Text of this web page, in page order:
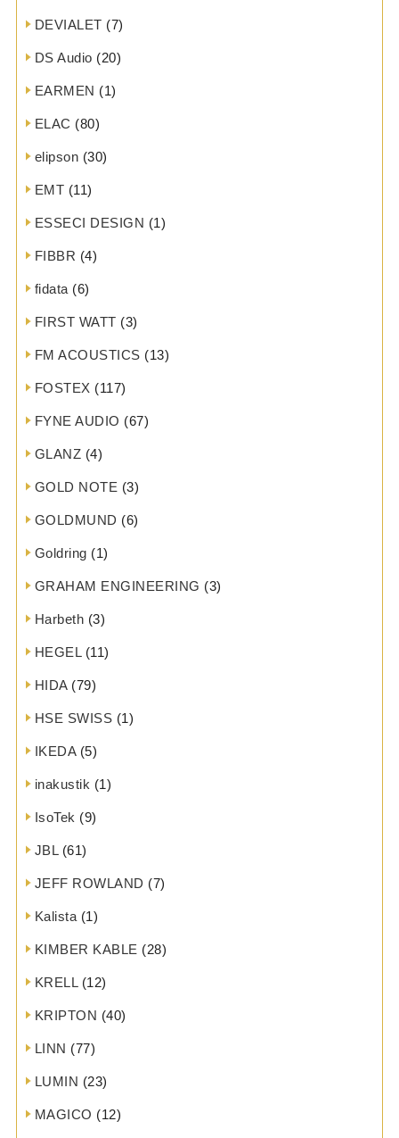
DEVIALET (7)
DS Audio (20)
EARMEN (1)
ELAC (80)
elipson (30)
EMT (11)
ESSECI DESIGN (1)
FIBBR (4)
fidata (6)
FIRST WATT (3)
FM ACOUSTICS (13)
FOSTEX (117)
FYNE AUDIO (67)
GLANZ (4)
GOLD NOTE (3)
GOLDMUND (6)
Goldring (1)
GRAHAM ENGINEERING (3)
Harbeth (3)
HEGEL(11)
HIDA(79)
HSE SWISS (1)
IKEDA(5)
inakustik (1)
IsoTek (9)
JBL(61)
JEFF ROWLAND (7)
Kalista (1)
KIMBER KABLE (28)
KRELL(12)
KRIPTON (40)
LINN (77)
LUMIN (23)
MAGICO (12)